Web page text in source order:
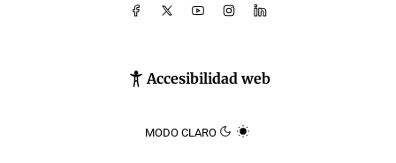
Accesibilidad web
MODO CLARO